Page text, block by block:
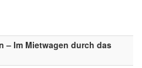
– Im Mietwagen durch das